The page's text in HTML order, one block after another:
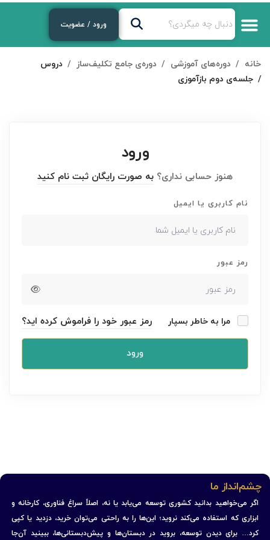
ورود / عضویت
خانه دوره‌های آموزشی دوره‌ی جامع تکلیف‌ساز
دروس
جلسه‌ی دوم بازآموزی
ورود
هنوز حسابی نداری؟ به صورت رایگان ثبت نام کنید
نام کاربری یا ایمیل
رمز عبور
مرا به خاطر بسپار رمز عبور خود را فراموش کرده اید؟
ورود
چشم‌انداز ما
اگر می‌خواهید بدانید کشوری توسعه می‌یابد یا نه، اصلاً سراغ فناوری، کارخانه و
ابزاری که استفاده می‌کند نروید؛ این‌ها را به راحتی می‌توان خرید، دزدید یا کپی
کرد… برای دیدن توسعه، بروید در دبستان‌ها و پیش‌دبستانی‌ها، ببینید آن‌جا